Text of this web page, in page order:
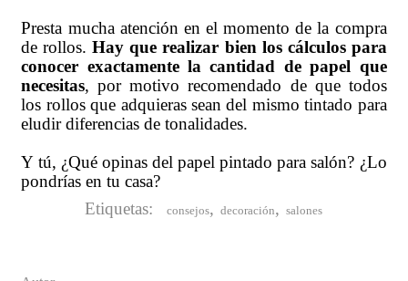
Presta mucha atención en el momento de la compra
de rollos. Hay que realizar bien los cálculos para
conocer exactamente la cantidad de papel que
necesitas, por motivo recomendado de que todos
los rollos que adquieras sean del mismo tintado para
eludir diferencias de tonalidades.
Y tú, ¿Qué opinas del papel pintado para salón? ¿Lo
pondrías en tu casa?
Etiquetas:
consejos, decoración, salones